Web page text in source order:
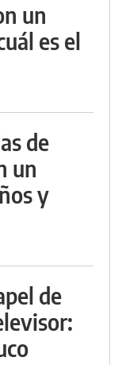
un
es el
de
un
y
de